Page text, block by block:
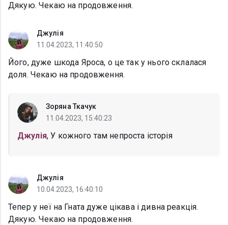
Дякую. Чекаю на продовження.
Джулія
11.04.2023, 11:40:50
Його, дуже шкода Яроса, о це так у нього склалася
доля. Чекаю на продовження.
Зоряна Ткачук
11.04.2023, 15:40:23
Джулія, У кожного там непроста історія
Джулія
10.04.2023, 16:40:10
Тепер у неї на Гната дуже цікава і дивна реакція.
Дякую. Чекаю на продовження.